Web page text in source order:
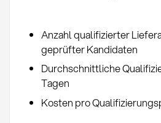
Anzahl qualifizierter
geprüfter Kandidaten
Durchschnittliche
Tagen
Kosten pro